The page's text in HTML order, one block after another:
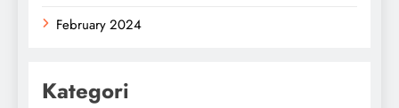
February 2024
Kategori